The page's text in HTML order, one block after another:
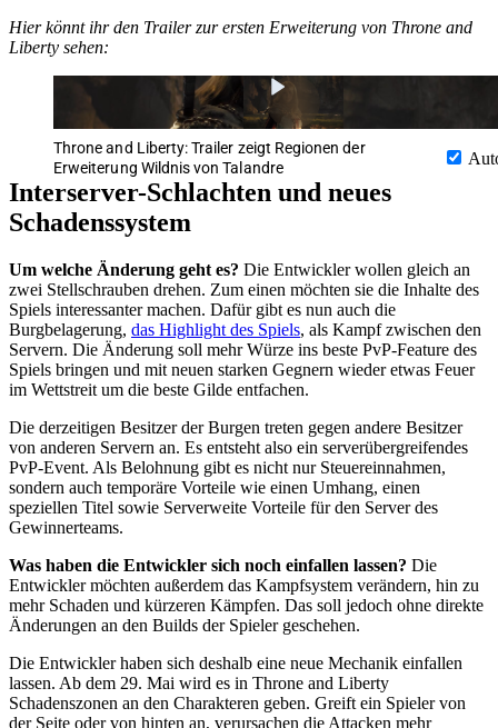
Hier könnt ihr den Trailer zur ersten Erweiterung von Throne and
Liberty sehen:
Throne and Liberty: Trailer zeigt Regionen der
Erweiterung Wildnis von Talandre
Interserver-Schlachten und neues
Schadenssystem
Um welche Änderung geht es? Die Entwickler wollen gleich an
zwei Stellschrauben drehen. Zum einen möchten sie die Inhalte des
Spiels interessanter machen. Dafür gibt es nun auch die
Burgbelagerung, das Highlight des Spiels, als Kampf zwischen den
Servern. Die Änderung soll mehr Würze ins beste PvP-Feature des
Spiels bringen und mit neuen starken Gegnern wieder etwas Feuer
im Wettstreit um die beste Gilde entfachen.
Die derzeitigen Besitzer der Burgen treten gegen andere Besitzer
von anderen Servern an. Es entsteht also ein serverübergreifendes
PvP-Event. Als Belohnung gibt es nicht nur Steuereinnahmen,
sondern auch temporäre Vorteile wie einen Umhang, einen
speziellen Titel sowie Serverweite Vorteile für den Server des
Gewinnerteams.
Was haben die Entwickler sich noch einfallen lassen? Die
Entwickler möchten außerdem das Kampfsystem verändern, hin zu
mehr Schaden und kürzeren Kämpfen. Das soll jedoch ohne direkte
Änderungen an den Builds der Spieler geschehen.
Die Entwickler haben sich deshalb eine neue Mechanik einfallen
lassen. Ab dem 29. Mai wird es in Throne and Liberty
Schadenszonen an den Charakteren geben. Greift ein Spieler von
der Seite oder von hinten an, verursachen die Attacken mehr